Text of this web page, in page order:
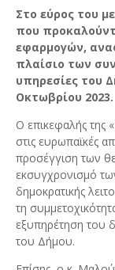
Στο εύρος του
που
εφαρμογών,
πλαίσιο των
υπηρεσίες του
Οκτωβρίου 2023.
Ο επικεφαλής της
στις ευρωπαϊκές
προσέγγιση των
εκσυγχρονισμό
δημοκρατικής
τη
εξυπηρέτηση του
του Δήμου.